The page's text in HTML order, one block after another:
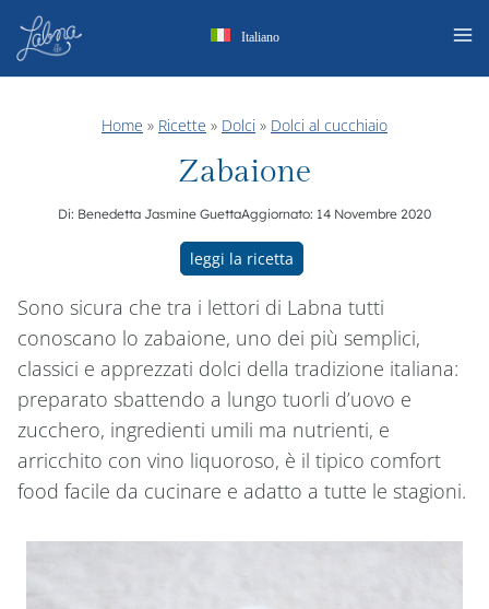
Salta
contenuto
Italiano
Home » Ricette » Dolci » Dolci al cucchiaio
Zabaione
Di: Benedetta Jasmine GuettaAggiornato: 14 Novembre 2020
leggi la ricetta
Sono sicura che tra i lettori di Labna tutti
conoscano lo zabaione, uno dei più semplici,
classici e apprezzati dolci della tradizione italiana:
preparato sbattendo a lungo tuorli d’uovo e
zucchero, ingredienti umili ma nutrienti, e
arricchito con vino liquoroso, è il tipico comfort
food facile da cucinare e adatto a tutte le stagioni.